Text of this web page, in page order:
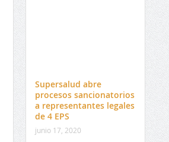
Supersalud abre
procesos sancionatorios
a representantes legales
de 4 EPS
junio 17, 2020